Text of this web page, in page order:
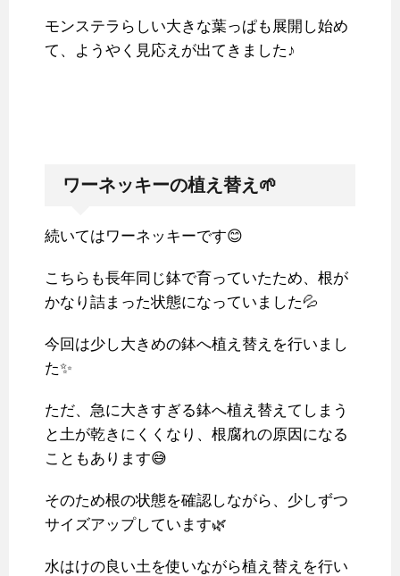
モンステラらしい大きな葉っぱも展開し始め
て、ようやく見応えが出てきました♪
ワーネッキーの植え替え🌱
続いてはワーネッキーです😊
こちらも長年同じ鉢で育っていたため、根が
かなり詰まった状態になっていました💦
今回は少し大きめの鉢へ植え替えを行いまし
た✨
ただ、急に大きすぎる鉢へ植え替えてしまう
と土が乾きにくくなり、根腐れの原因になる
こともあります😅
そのため根の状態を確認しながら、少しずつ
サイズアップしています🌿
水はけの良い土を使いながら植え替えを行い